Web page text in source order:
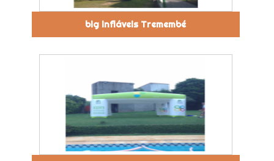
big infláveis Tremembé